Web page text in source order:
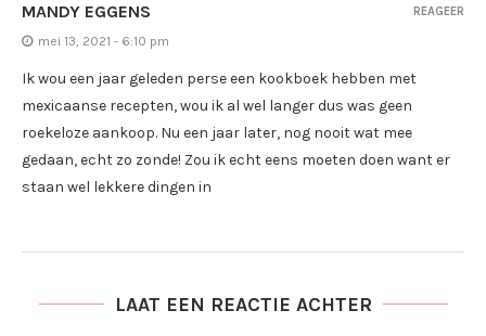
MANDY EGGENS
mei 13, 2021 - 6:10 pm
Ik wou een jaar geleden perse een kookboek hebben met
mexicaanse recepten, wou ik al wel langer dus was geen
roekeloze aankoop. Nu een jaar later, nog nooit wat mee
gedaan, echt zo zonde! Zou ik echt eens moeten doen want er
staan wel lekkere dingen in
REAGEER
LAAT EEN REACTIE ACHTER